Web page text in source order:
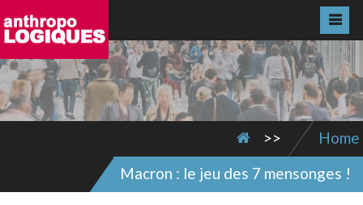
>>
Home
Macron : le jeu des 7 mensonges !